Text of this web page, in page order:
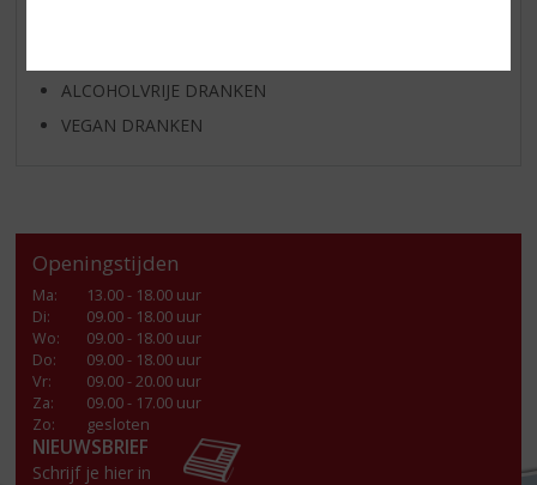
ALCOHOLVRIJE DRANKEN
VEGAN DRANKEN
Openingstijden
Ma:
13.00 - 18.00 uur
Di:
09.00 - 18.00 uur
Wo:
09.00 - 18.00 uur
Do:
09.00 - 18.00 uur
Vr:
09.00 - 20.00 uur
Za:
09.00 - 17.00 uur
Zo:
gesloten
NIEUWSBRIEF
Schrijf je hier in